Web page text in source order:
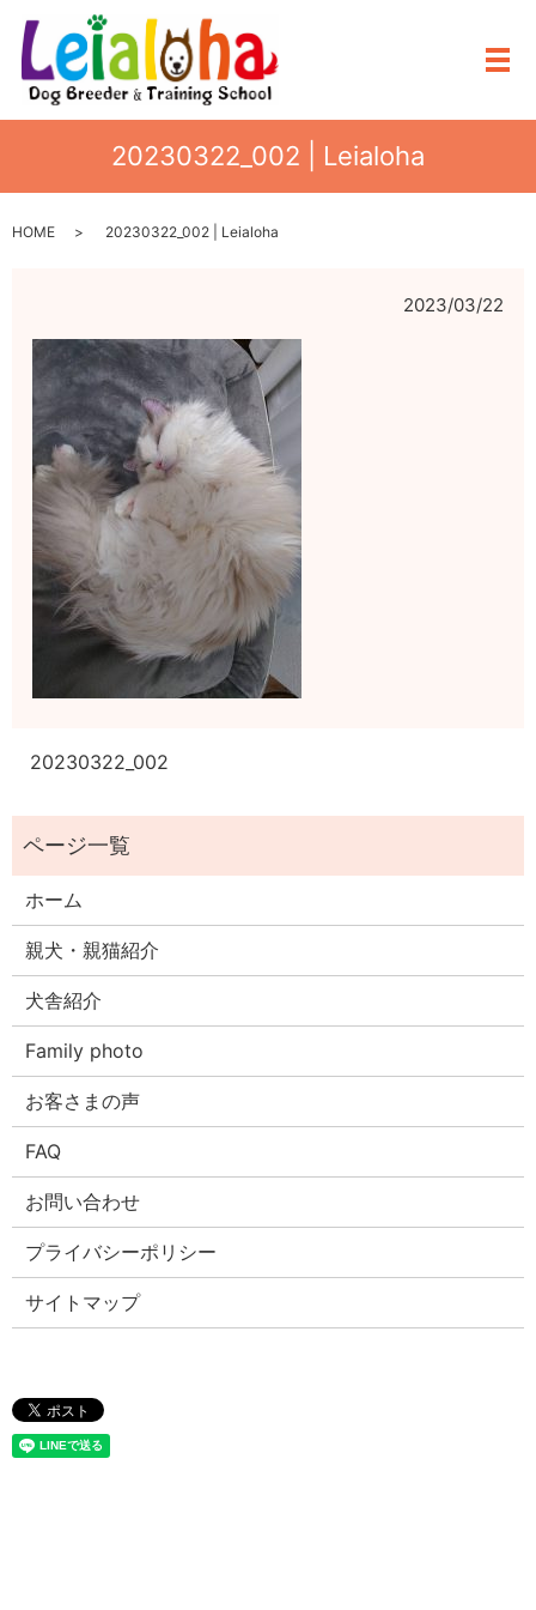
メ
20230322_002 | Leialoha
HOME 20230322_002 | Leialoha
2023/03/22
20230322_002
ホーム
親犬・親猫紹介
犬舎紹介
Family photo
お客さまの声
FAQ
お問い合わせ
プライバシーポリシー
サイトマップ